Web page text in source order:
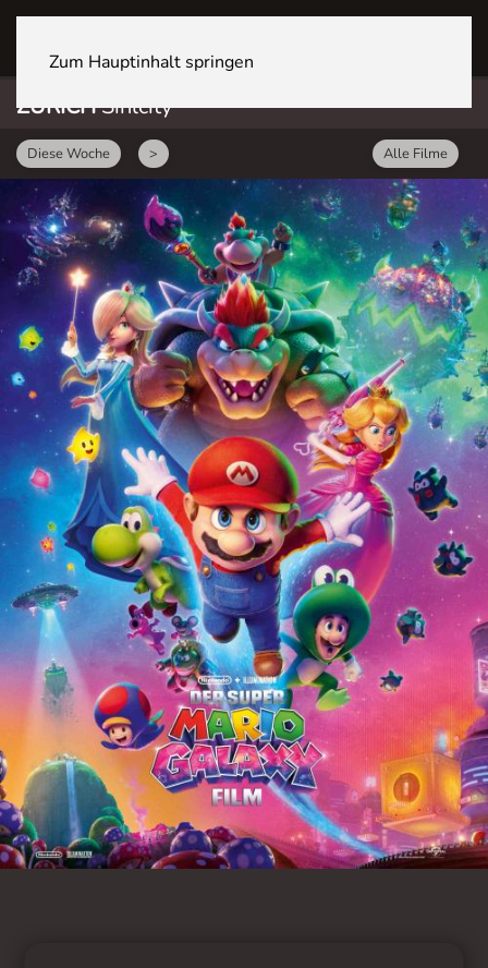
Zum Hauptinhalt springen
ZÜRICHSihlcity
Diese Woche > Alle Filme